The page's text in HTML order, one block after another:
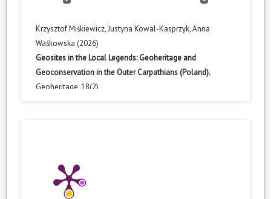
Krzysztof Miśkiewicz, Justyna Kowal-Kasprzyk, Anna
Waśkowska (2026)
Geosites in the Local Legends: Geoheritage and
Geoconservation in the Outer Carpathians (Poland).
Geoheritage, 18(2),
Simonidis, 18
10.56583/fs.2095